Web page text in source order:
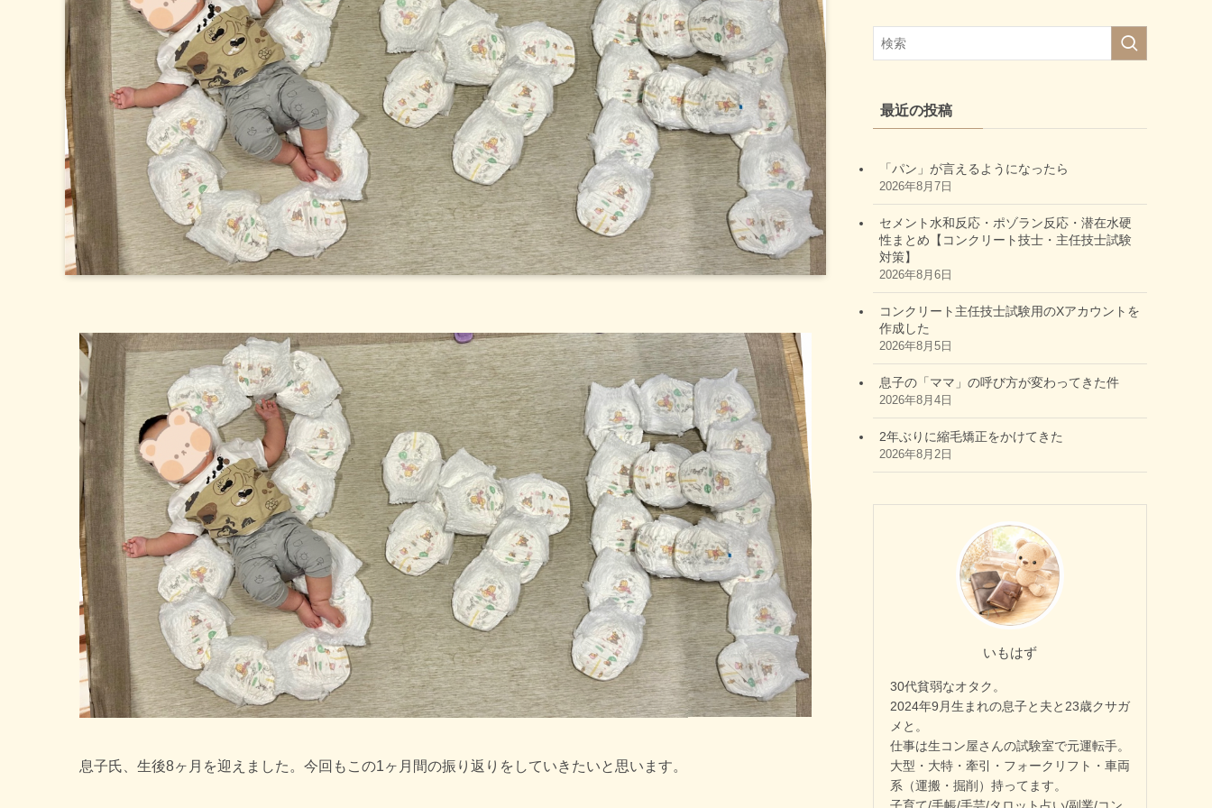
息子氏、生後8ヶ月を迎えました。今回もこの1ヶ月間の振り返りをしていきたいと思います。
最近の投稿
「パン」が言えるようになったら
2026年8月7日
セメント水和反応・ポゾラン反応・潜在水硬
性まとめ【コンクリート技士・主任技士試験
対策】
2026年8月6日
コンクリート主任技士試験用のXアカウントを
作成した
2026年8月5日
息子の「ママ」の呼び方が変わってきた件
2026年8月4日
2年ぶりに縮毛矯正をかけてきた
2026年8月2日
いもはず
30代貧弱なオタク。
2024年9月生まれの息子と夫と23歳クサガ
メと。
仕事は生コン屋さんの試験室で元運転手。
大型・大特・牽引・フォークリフト・車両
系（運搬・掘削）持ってます。
子育て/手帳/手芸/タロット占い/副業/コン